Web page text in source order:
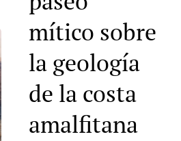
mítico sobre
la geología
de la costa
amalfitana